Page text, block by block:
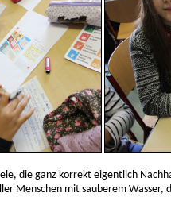
die ganz korrekt eigentlich
Menschen mit sauberem Wasser,